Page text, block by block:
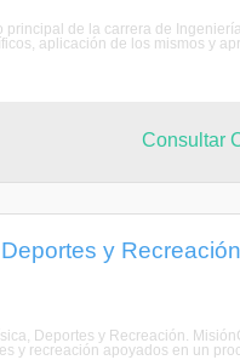
de la carrera de
aplicación de los mismos y
Consultar
y
Deportes y Recreación.
y recreación apoyados en un